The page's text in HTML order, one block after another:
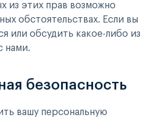
из этих прав возможно
обстоятельствах. Если вы
или обсудить какое-либо из
нами.
безопасность
вашу персональную